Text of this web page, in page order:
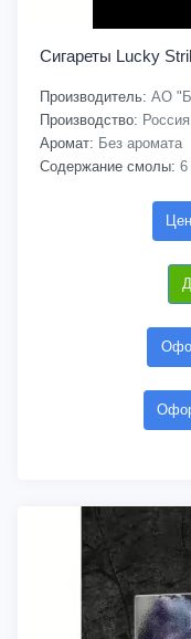
Сигареты Lucky
Производитель: АО
Производство: Россия
Аромат: Без аромата
Содержание смолы: 6